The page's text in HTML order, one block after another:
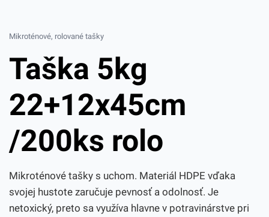
Mikroténové, rolované tašky
Taška 5kg
22+12x45cm
/200ks rolo
Mikroténové tašky s uchom. Materiál HDPE vďaka
svojej hustote zaručuje pevnosť a odolnosť. Je
netoxický, preto sa využíva hlavne v potravinárstve pri